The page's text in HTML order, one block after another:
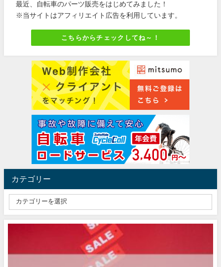
最近、自転車のパーツ販売をはじめてみました！
※当サイトはアフィリエイト広告を利用しています。
こちらからチェックしてね～！
カテゴリー